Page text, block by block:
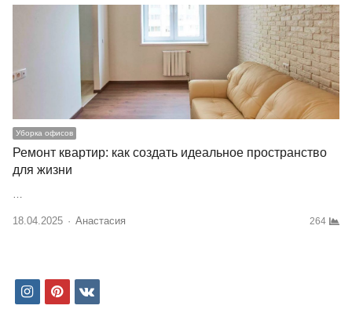
Уборка офисов
Ремонт квартир: как создать идеальное пространство
для жизни
18.04.2025 Author
Анастасия 264
i
p
v